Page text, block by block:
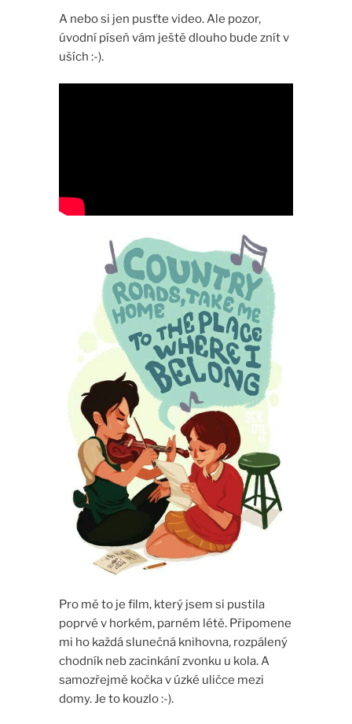
A nebo si jen pusťte video. Ale pozor,
úvodní píseň vám ještě dlouho bude znít v
uších :-).
Pro mě to je film, který jsem si pustila
poprvé v horkém, parném létě. Připomene
mi ho každá slunečná knihovna, rozpálený
chodník neb zacinkání zvonku u kola. A
samozřejmě kočka v úzké uličce mezi
domy. Je to kouzlo :-).